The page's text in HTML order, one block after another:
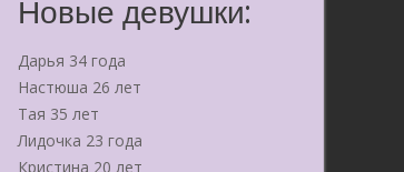
Новые девушки:
Дарья 34 года
Настюша 26 лет
Тая 35 лет
Лидочка 23 года
Кристина 20 лет